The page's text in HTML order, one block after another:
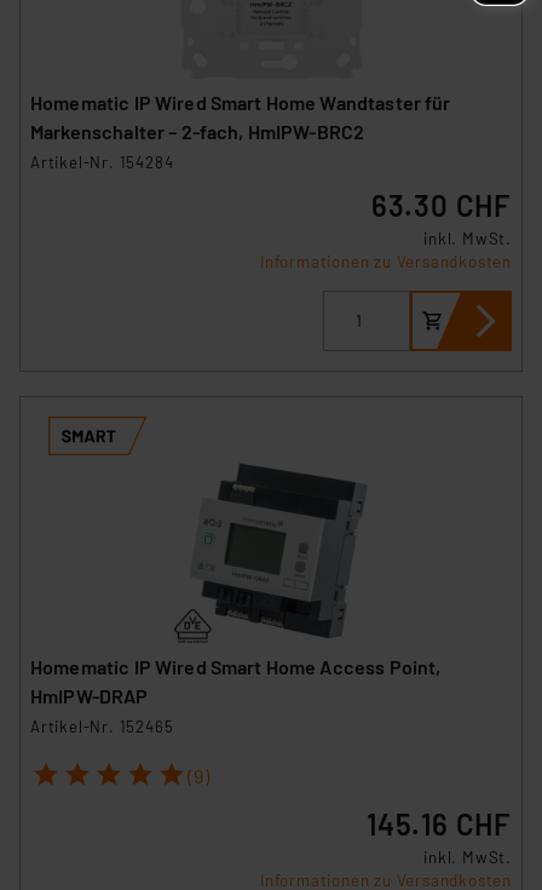
Homematic IP Wired Smart Home Wandtaster für
Markenschalter – 2-fach, HmIPW-BRC2
Artikel-Nr. 154284
63.30 CHF
inkl. MwSt.
Informationen zu Versandkosten
Homematic IP Wired Smart Home Access Point,
HmIPW-DRAP
Artikel-Nr. 152465
1 2 3 4 5 (9)
145.16 CHF
inkl. MwSt.
Informationen zu Versandkosten